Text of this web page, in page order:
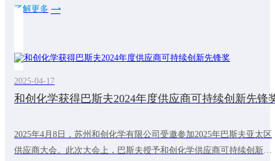
系统实践，成功入选。自建厂以来，和创化学始终将可持续发展理念
碳排放。公司同时建立完善的产品碳足迹管控体系，明确并落实碳排
了解更多
2025-04-17
和创化学获得巴斯夫2024年度供应商可持续创新先锋
2025年4月8日，苏州和创化学有限公司受邀参加2025年巴斯夫亚太区
供应商大会。此次大会上，巴斯夫授予和创化学供应商可持续创新先